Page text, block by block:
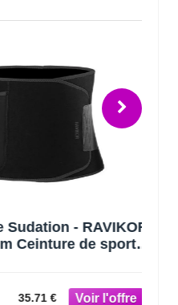
- RAVIKOR
de sport
€